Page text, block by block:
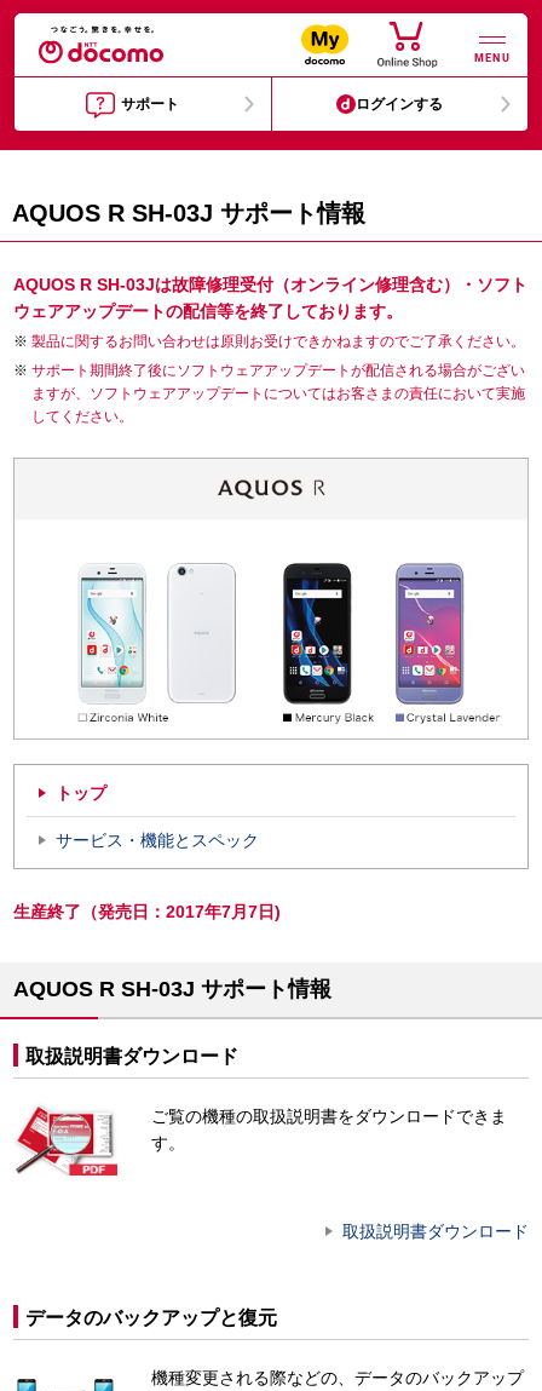
MENU
サポート ログインする
AQUOS R SH-03J サポート情報
AQUOS R SH-03Jは故障修理受付（オンライン修理含む）・ソフト
ウェアアップデートの配信等を終了しております。
製品に関するお問い合わせは原則お受けできかねますのでご了承ください。
サポート期間終了後にソフトウェアアップデートが配信される場合がござい
ますが、ソフトウェアアップデートについてはお客さまの責任において実施
してください。
トップ
サービス・機能とスペック
生産終了（発売日：2017年7月7日)
AQUOS R SH-03J サポート情報
取扱説明書ダウンロード
ご覧の機種の取扱説明書をダウンロードできま
す。
取扱説明書ダウンロード
データのバックアップと復元
機種変更される際などの、データのバックアップ